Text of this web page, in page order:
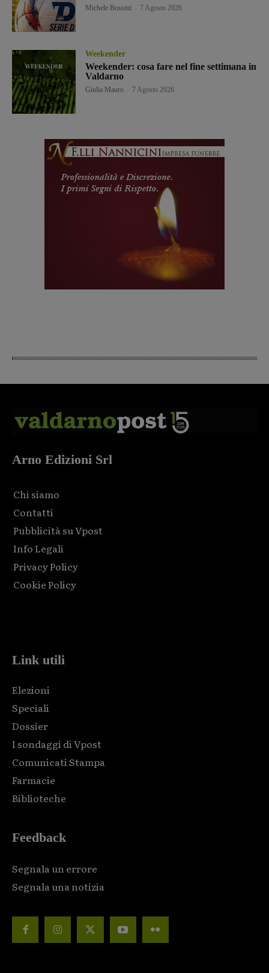
Michele Bossini 7 Agosto 2026
Weekender
Weekender: cosa fare nel fine settimana in
Valdarno
Giulia Mauro 7 Agosto 2026
Arno Edizioni Srl
Chi siamo
Contatti
Pubblicità su Vpost
Info Legali
Privacy Policy
Cookie Policy
Link utili
Elezioni
Speciali
Dossier
I sondaggi di Vpost
Comunicati Stampa
Farmacie
Biblioteche
Feedback
Segnala un errore
Segnala una notizia